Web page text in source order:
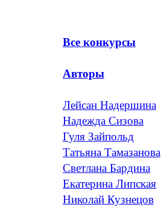
Все конкурсы
Авторы
Лейсан Надершина
Надежда Сизова
Гуля Зайпольд
Татьяна Тамазанова
Светлана Бардина
Екатерина Липская
Николай Кузнецов